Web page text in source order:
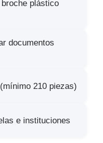
plástico
documentos
210 piezas)
e instituciones